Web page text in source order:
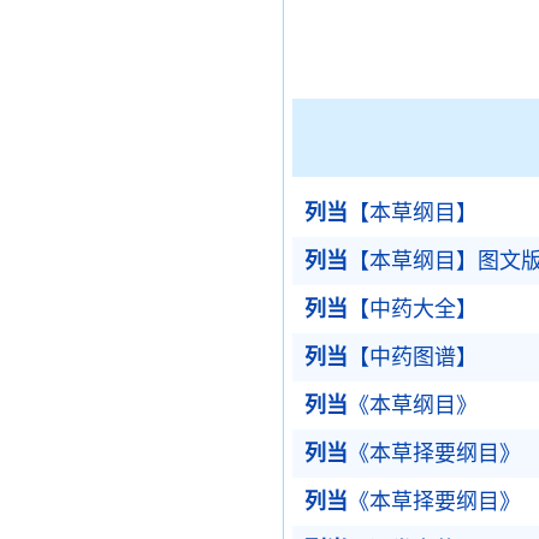
列当 【本草纲目】
列当 【本草纲目】图文
列当 【中药大全】
列当 【中药图谱】
列当 《本草纲目》
列当 《本草择要纲目》
列当 《本草择要纲目》